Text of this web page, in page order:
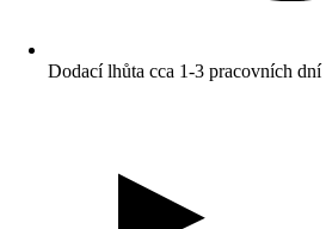
Dodací lhůta cca 1-3 pracovních dní